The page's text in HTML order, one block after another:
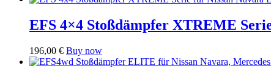
EFS 4×4 Stoßdämpfer XTREME
196,00 € Buy now